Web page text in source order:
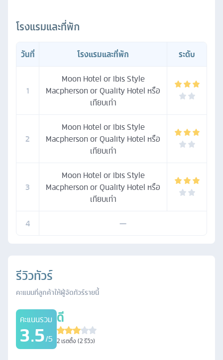
โรงแรมและที่พัก
วันที่ โรงแรมและที่พัก ระดับ
1
Moon Hotel or Ibis Style
Macpherson or Quality Hotel หรือ
เทียบเท่า
2
Moon Hotel or Ibis Style
Macpherson or Quality Hotel หรือ
เทียบเท่า
3
Moon Hotel or Ibis Style
Macpherson or Quality Hotel หรือ
เทียบเท่า
4
—
รีวิวทัวร์
คะแนนที่ลูกค้าให้ผู้จัดทัวร์รายนี้
คะแนนรวม
3.5/5
ดี
2เรตติ้ง (2รีวิว)